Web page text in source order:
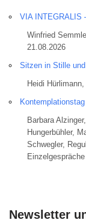
VIA INTEGRALIS
Winfried
21.08.2026
Sitzen in Stille
Heidi
Kontemplationstag
Barbara
Hungerbühler,
Schwegler,
Newsletter